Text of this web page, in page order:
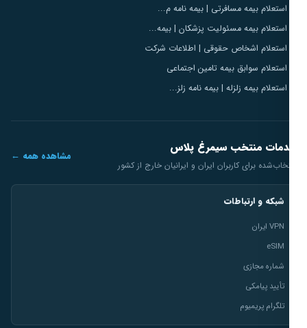
استعلام بیمه مسافرتی | بیمه نامه م...
استعلام بیمه مسئولیت پزشکان | بیمه...
استعلام اشخاص حقوقی | اطلاعات شرکت
استعلام سوابق بیمه تامین اجتماعی
استعلام بیمه زلزله | بیمه نامه زلز...
منتخب سیمرغ پلاس
برای کاربران ایران و ایرانیان خارج از کشور
مشاهده همه ←
شبکه و ارتباطات
شماره مجازی
تأیید پیامکی
تلگرام پریمیوم